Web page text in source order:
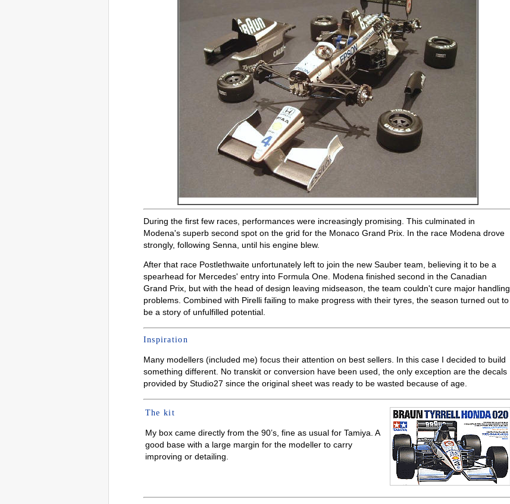
During the first few races, performances were increasingly promising. This culminated in
Modena's superb second spot on the grid for the Monaco Grand Prix. In the race Modena drove
strongly, following Senna, until his engine blew.
After that race Postlethwaite unfortunately left to join the new Sauber team, believing it to be a
spearhead for Mercedes' entry into Formula One. Modena finished second in the Canadian
Grand Prix, but with the head of design leaving midseason, the team couldn't cure major handling
problems. Combined with Pirelli failing to make progress with their tyres, the season turned out to
be a story of unfulfilled potential.
Inspiration
Many modellers (included me) focus their attention on best sellers. In this case I decided to build
something different. No transkit or conversion have been used, the only exception are the decals
provided by Studio27 since the original sheet was ready to be wasted because of age.
The kit
My box came directly from the 90’s, fine as usual for Tamiya. A
good base with a large margin for the modeller to carry
improving or detailing.